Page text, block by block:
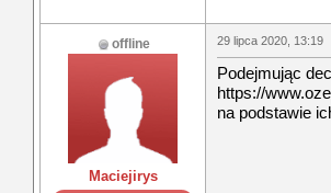
offline
Maciejirys
29 lipca 2020, 13:19
Podejmując
https://
na podstawie